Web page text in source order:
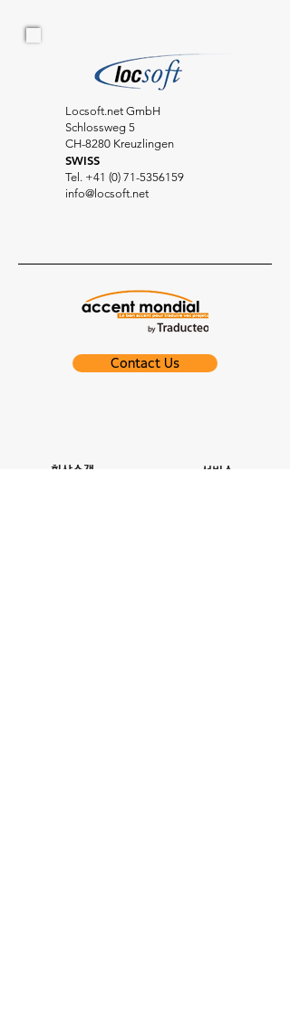
Locsoft.net GmbH
Schlossweg 5
CH-8280 Kreuzlingen
SWISS
Tel. +41 (0) 71-5356159
info@locsoft.net
Contact Us
회사소개 서비스